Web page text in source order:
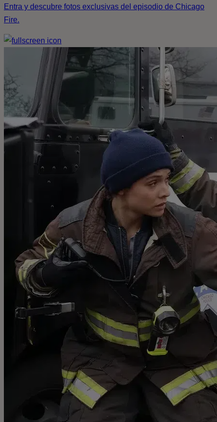
Entra y descubre fotos exclusivas del episodio de Chicago
Fire.